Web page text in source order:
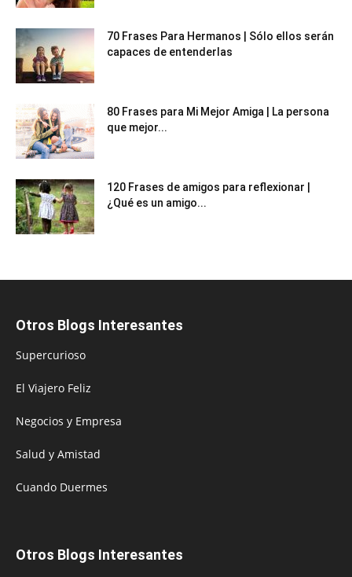
70 Frases Para Hermanos | Sólo ellos serán
capaces de entenderlas
80 Frases para Mi Mejor Amiga | La persona
que mejor...
120 Frases de amigos para reflexionar |
¿Qué es un amigo...
Otros Blogs Interesantes
Supercurioso
El Viajero Feliz
Negocios y Empresa
Salud y Amistad
Cuando Duermes
Otros Blogs Interesantes